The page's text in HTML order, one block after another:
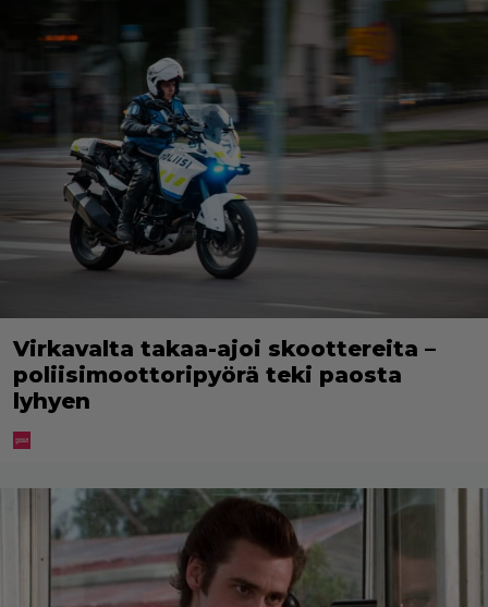
Virkavalta takaa-ajoi skoottereita –
poliisimoottoripyörä teki paosta
lyhyen